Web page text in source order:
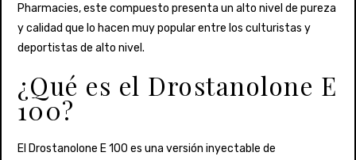
Pharmacies, este compuesto presenta un alto nivel de pureza
y calidad que lo hacen muy popular entre los culturistas y
deportistas de alto nivel.
¿Qué es el Drostanolone E
100?
El Drostanolone E 100 es una versión inyectable de